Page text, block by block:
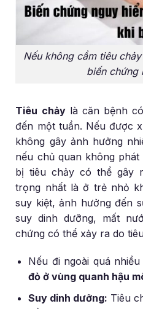
Nếu không cầm tiêu
biến chứng
Tiêu chảylà căn bệnh
đến một tuần. Nếu được
không gây ảnh hưởng
nếu chủ quan không
bị tiêu chảy có thể gây
trọng nhất là ở trẻ nhỏ
suy kiệt, ảnh hưởng đến
suy dinh dưỡng, mất
chứng có thể xảy ra do
Nếu đi ngoài quá
đỏ ở vùng quanh hậu
Suy dinh dưỡng: Tiêu